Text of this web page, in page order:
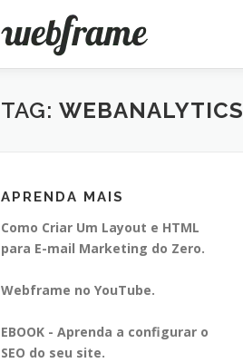
TAG: WEBANALYTICS
APRENDA MAIS
Como Criar Um Layout e HTML
para E-mail Marketing do Zero.
Webframe no YouTube.
EBOOK - Aprenda a configurar o
SEO do seu site.